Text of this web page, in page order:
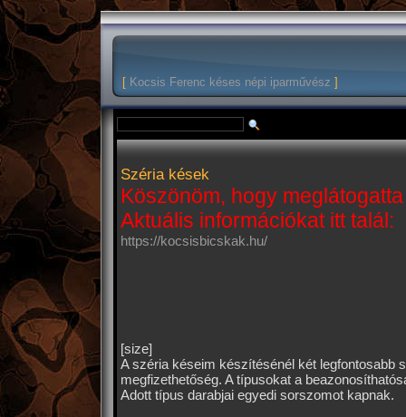
[ Kocsis Ferenc késes népi iparművész ]
Széria kések
Köszönöm, hogy
Aktuális információkat itt talál:
https://kocsisbicskak.hu/
[size]
A széria késeim készítésénél két legfontosabb
megfizethetőség. A típusokat a
Adott típus darabjai egyedi sorszomot kapnak.